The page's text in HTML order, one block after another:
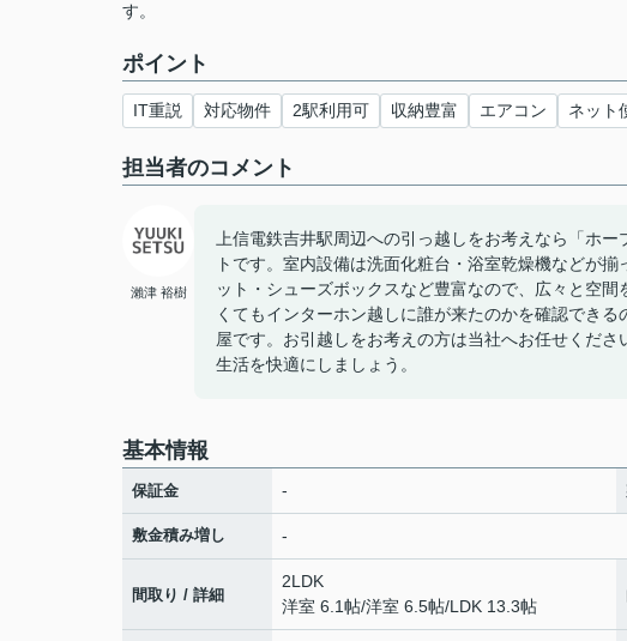
す。
ポイント
IT重説 対応物件 2駅利用可 収納豊富 エアコン ネット
担当者のコメント
瀨津 裕樹
上信電鉄吉井駅周辺への引っ越しをお考えなら「
トです。室内設備は洗面化粧台・浴室乾燥機などが
ット・シューズボックスなど豊富なので、広々と空
くてもインターホン越しに誰が来たのかを確認でき
屋です。お引越しをお考えの方は当社へお任せくだ
生活を快適にしましょう。
基本情報
保証金 -
敷金積み増し -
間取り / 詳細
2LDK
洋室 6.1帖/洋室 6.5帖/LDK 13.3帖